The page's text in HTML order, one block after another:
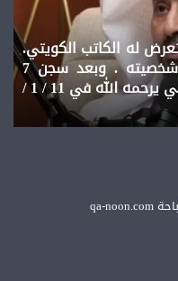
له الكاتب الكويتي.
بدر المطيري. من شخص انتحل شخصيته . وبعد سجن 7
سنوات أظهر الله براءته. وقد توفي يرحمه الله في 11 / 1 /